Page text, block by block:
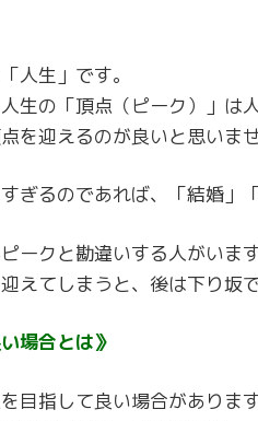
人生」です。
生の「頂点（ピーク）」は
を迎えるのが良いと思いませ
ぎるのであれば、「結婚」
ピークと勘違いする人がい
えてしまうと、後は下り坂
場合とは》
目指して良い場合がありま